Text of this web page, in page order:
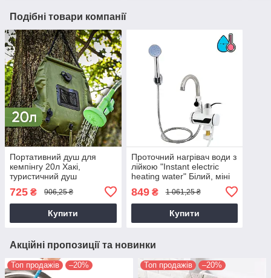
Подібні товари компанії
Портативний душ для
кемпінгу 20л Хакі,
туристичний душ
польовий душ сумка
(полевой душ)
725 ₴ 906,25 ₴
Купити
Проточний нагрівач води з
лійкою "Instant electric
heating water" Білий, міні
бойлер електронагрівач
води
849₴ 1 061,25 ₴
Купити
Акційні пропозиції та новинки
Топ продажів –20% Топ продажів –20%